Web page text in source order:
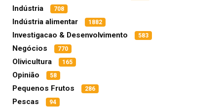
Indústria 708
Indústria alimentar 1882
Investigacao & Desenvolvimento 583
Negócios 770
Olivicultura 165
Opinião 58
Pequenos Frutos 286
Pescas 94